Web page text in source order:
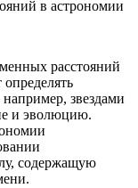
в астрономии
расстояний
звездами
и эволюцию.
содержащую